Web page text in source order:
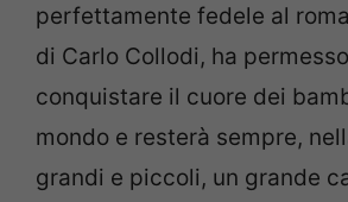
perfettamente fedele al
di Carlo Collodi, ha
conquistare il cuore dei
mondo e resterà sempre,
grandi e piccoli, un grande